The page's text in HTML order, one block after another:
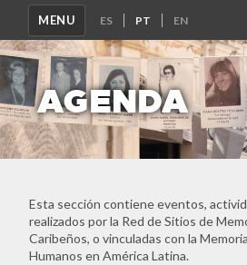
MENU
AGENDA
Esta sección contiene eventos,
realizados por la Red de Sitios de
Caribeños, o vinculadas con la
Humanos en América Latina.
Ver Todos